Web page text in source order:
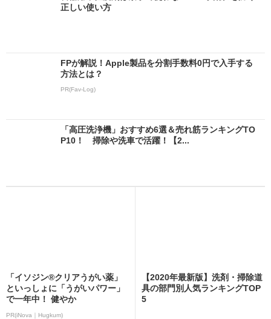
正しい使い方
FPが解説！Apple製品を分割手数料0円で入手する
方法とは？
PR(Fav-Log)
「高圧洗浄機」おすすめ6選＆売れ筋ランキングTO
P10！ 掃除や洗車で活躍！【2...
「イソジン®クリアうがい薬」
といっしょに「うがいパワー」
で一年中！ 健やか
PR(iNova｜Hugkum)
【2020年最新版】洗剤・掃除道
具の部門別人気ランキングTOP
5